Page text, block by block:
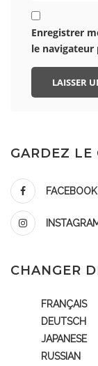
Enregistrer
le
GARDEZ LE
FACEBOOK
CHANGER
FRANÇAIS
DEUTSCH
JAPANESE
RUSSIAN